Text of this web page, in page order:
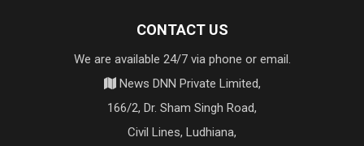
CONTACT US
We are available 24/7 via phone or email.
News DNN Private Limited,
166/2, Dr. Sham Singh Road,
Civil Lines, Ludhiana,